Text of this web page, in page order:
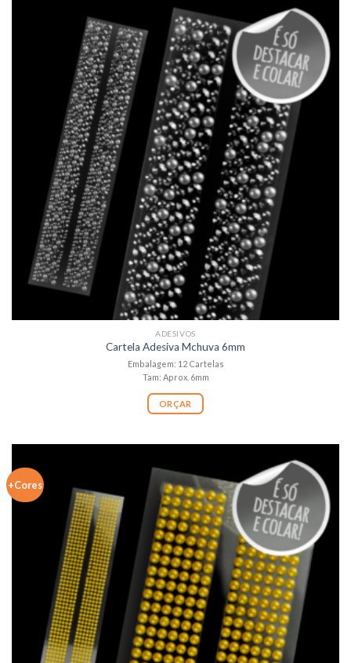
ADESIVOS
Cartela Adesiva Mchuva 6mm
Embalagem: 12 Cartelas
Tam: Aprox. 6mm
ORÇAR
+Cores